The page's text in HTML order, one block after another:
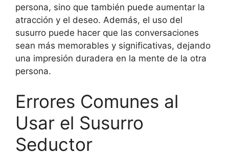
persona, sino que también puede aumentar la
atracción y el deseo. Además, el uso del
susurro puede hacer que las conversaciones
sean más memorables y significativas, dejando
una impresión duradera en la mente de la otra
persona.
Errores Comunes al
Usar el Susurro
Seductor